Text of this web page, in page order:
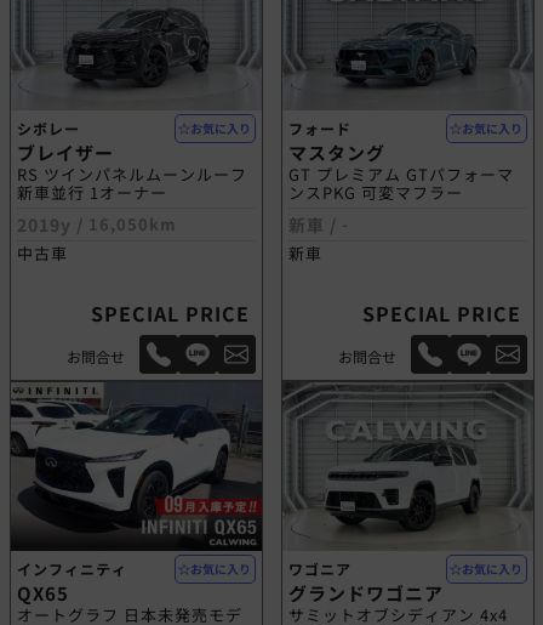
お気に入り
シボレー
ブレイザー
RS ツインパネルムーンルーフ
新車並行 1オーナー
2019y / 16,050km
中古車
SPECIAL PRICE
お問合せ
お気に入り
フォード
マスタング
GT プレミアム GTパフォーマ
ンスPKG 可変マフラー
新車 / -
新車
SPECIAL PRICE
お問合せ
お気に入り
インフィニティ
QX65
オートグラフ 日本未発売モデ
お気に入り
ワゴニア
グランドワゴニア
サミットオブシディアン 4x4